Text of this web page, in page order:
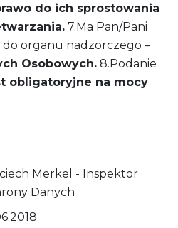
do ich sprostowania
7.Ma Pan/Pani
do organu nadzorczego –
Osobowych. 8.Podanie
obligatoryjne na mocy
Merkel - Inspektor
Danych